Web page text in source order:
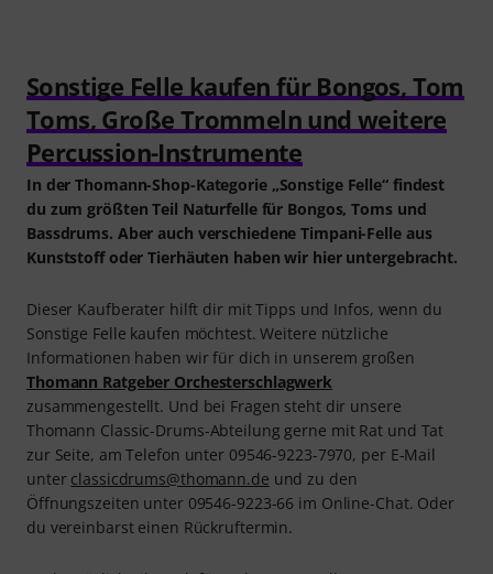
Sonstige Felle kaufen für Bongos, Tom
Toms, Große Trommeln und weitere
Percussion-Instrumente
In der Thomann-Shop-Kategorie „Sonstige Felle“ findest
du zum größten Teil Naturfelle für Bongos, Toms und
Bassdrums. Aber auch verschiedene Timpani-Felle aus
Kunststoff oder Tierhäuten haben wir hier untergebracht.
Dieser Kaufberater hilft dir mit Tipps und Infos, wenn du
Sonstige Felle kaufen möchtest. Weitere nützliche
Informationen haben wir für dich in unserem großen
Thomann Ratgeber Orchesterschlagwerk
zusammengestellt. Und bei Fragen steht dir unsere
Thomann Classic-Drums-Abteilung gerne mit Rat und Tat
zur Seite, am Telefon unter 09546-9223-7970, per E-Mail
unter classicdrums@thomann.de und zu den
Öffnungszeiten unter 09546-9223-66 im Online-Chat. Oder
du vereinbarst einen Rückruftermin.